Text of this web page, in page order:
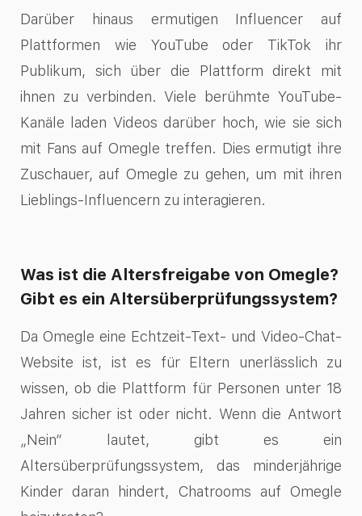
Darüber hinaus ermutigen Influencer auf
Plattformen wie YouTube oder TikTok ihr
Publikum, sich über die Plattform direkt mit
ihnen zu verbinden. Viele berühmte YouTube-
Kanäle laden Videos darüber hoch, wie sie sich
mit Fans auf Omegle treffen. Dies ermutigt ihre
Zuschauer, auf Omegle zu gehen, um mit ihren
Lieblings-Influencern zu interagieren.
Was ist die Altersfreigabe von Omegle?
Gibt es ein Altersüberprüfungssystem?
Da Omegle eine Echtzeit-Text- und Video-Chat-
Website ist, ist es für Eltern unerlässlich zu
wissen, ob die Plattform für Personen unter 18
Jahren sicher ist oder nicht. Wenn die Antwort
„Nein“ lautet, gibt es ein
Altersüberprüfungssystem, das minderjährige
Kinder daran hindert, Chatrooms auf Omegle